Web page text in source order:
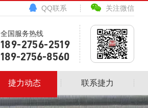
QQ联系 关注微信
全国服务热线
189-2756-2519
189-2756-8560
捷力动态 联系捷力